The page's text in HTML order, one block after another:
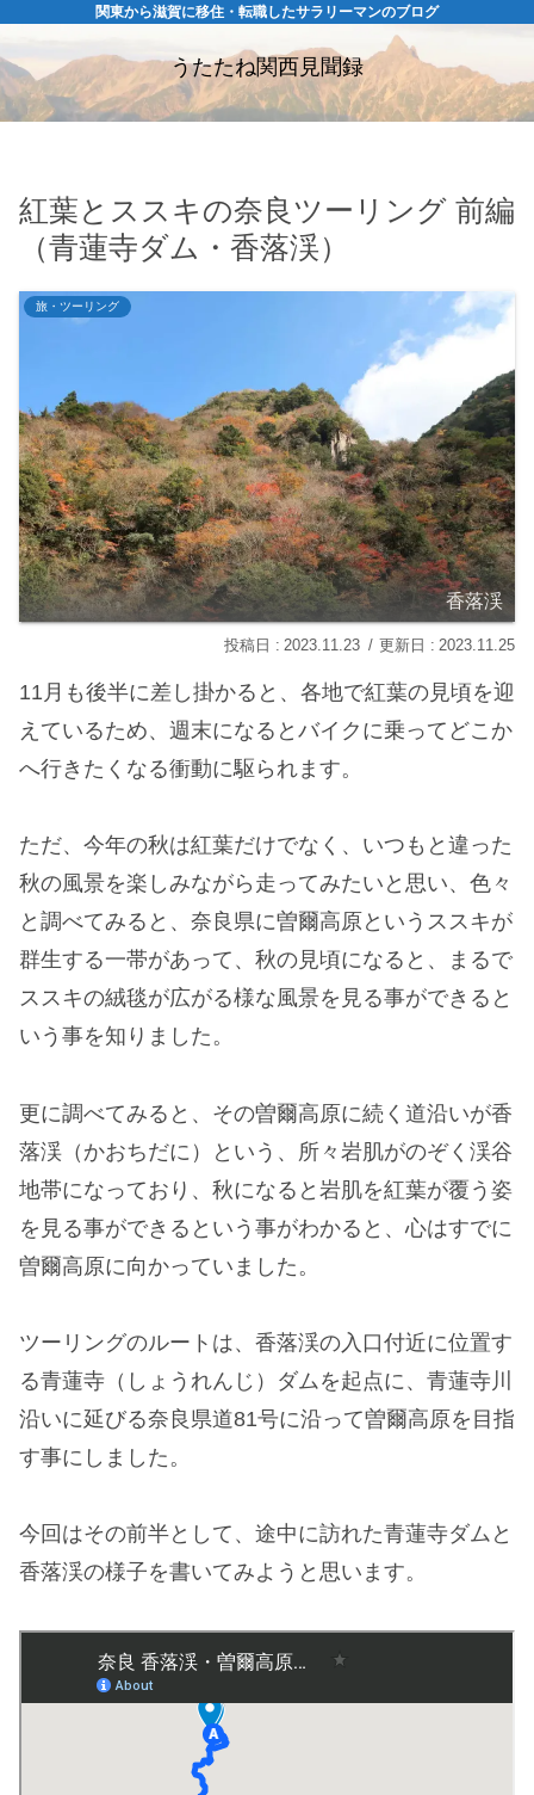
関東から滋賀に移住・転職したサラリーマンのブログ
うたたね関西見聞録
紅葉とススキの奈良ツーリング 前編
（青蓮寺ダム・香落渓）
旅・ツーリング
香落渓
2023.11.23 2023.11.25
11月も後半に差し掛かると、各地で紅葉の見頃を迎
えているため、週末になるとバイクに乗ってどこか
へ行きたくなる衝動に駆られます。
ただ、今年の秋は紅葉だけでなく、いつもと違った
秋の風景を楽しみながら走ってみたいと思い、色々
と調べてみると、奈良県に曽爾高原というススキが
群生する一帯があって、秋の見頃になると、まるで
ススキの絨毯が広がる様な風景を見る事ができると
いう事を知りました。
更に調べてみると、その曽爾高原に続く道沿いが香
落渓（かおちだに）という、所々岩肌がのぞく渓谷
地帯になっており、秋になると岩肌を紅葉が覆う姿
を見る事ができるという事がわかると、心はすでに
曽爾高原に向かっていました。
ツーリングのルートは、香落渓の入口付近に位置す
る青蓮寺（しょうれんじ）ダムを起点に、青蓮寺川
沿いに延びる奈良県道81号に沿って曽爾高原を目指
す事にしました。
今回はその前半として、途中に訪れた青蓮寺ダムと
香落渓の様子を書いてみようと思います。